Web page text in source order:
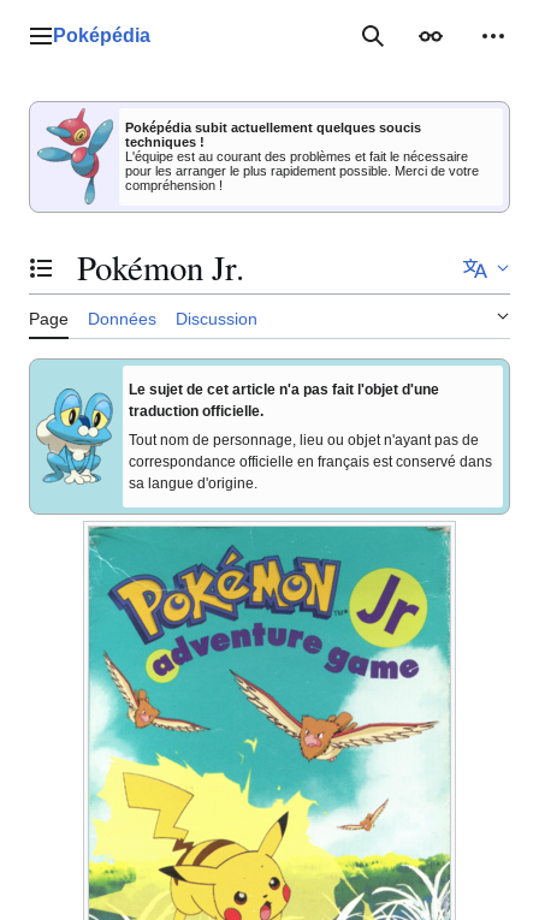
Menu principal
Poképédia RechercherApparence
Poképédia subit actuellement quelques soucis
techniques !
L'équipe est au courant des problèmes et fait le nécessaire
pour les arranger le plus rapidement possible. Merci de votre
compréhension !
Basculer la table des matières
Pokémon Jr.
Page Données Discussion
Le sujet de cet article n'a pas fait l'objet d'une
traduction officielle.
Tout nom de personnage, lieu ou objet n'ayant pas de
correspondance officielle en français est conservé dans
sa langue d'origine.